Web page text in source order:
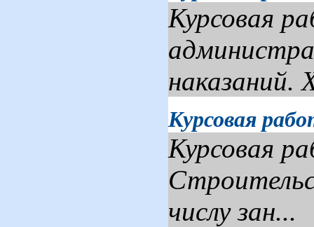
Курсовая
наказаний.
Курсовая
Курсовая
числу зан...